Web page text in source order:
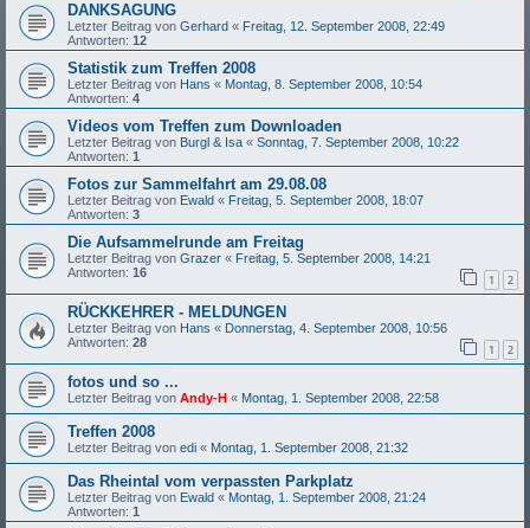
DANKSAGUNG
Letzter Beitrag von Gerhard « Freitag, 12. September 2008, 22:49
Antworten: 12
Statistik zum Treffen 2008
Letzter Beitrag von Hans « Montag, 8. September 2008, 10:54
Antworten: 4
Videos vom Treffen zum Downloaden
Letzter Beitrag von Burgl & Isa « Sonntag, 7. September 2008, 10:22
Antworten: 1
Fotos zur Sammelfahrt am 29.08.08
Letzter Beitrag von Ewald « Freitag, 5. September 2008, 18:07
Antworten: 3
Die Aufsammelrunde am Freitag
Letzter Beitrag von Grazer « Freitag, 5. September 2008, 14:21
Antworten: 16 1 2
RÜCKKEHRER - MELDUNGEN
Letzter Beitrag von Hans « Donnerstag, 4. September 2008, 10:56
Antworten: 28 1 2
fotos und so ...
Letzter Beitrag von Andy-H « Montag, 1. September 2008, 22:58
Treffen 2008
Letzter Beitrag von edi « Montag, 1. September 2008, 21:32
Das Rheintal vom verpassten Parkplatz
Letzter Beitrag von Ewald « Montag, 1. September 2008, 21:24
Antworten: 1